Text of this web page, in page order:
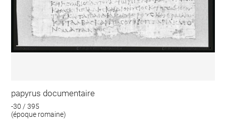
papyrus documentaire
-30 / 395
(époque romaine)